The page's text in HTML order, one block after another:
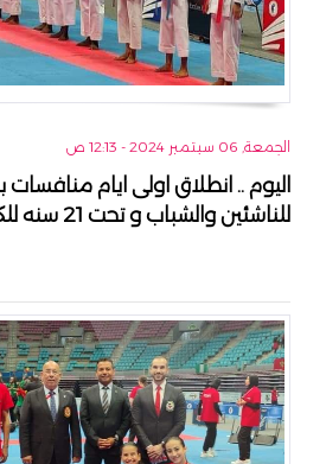
الجمعة, 06 سبتمبر 2024 - 12:13 ص
اليوم .. انطلاق اولى ايام منافسات
للناشئين والشباب و تحت 21 سنه للكاراتيه بتونس